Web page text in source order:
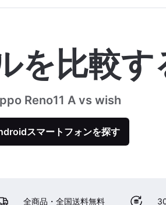
を比較す
Reno11 A vs wish
スマートフォンを探す
全商品・全国送料無料